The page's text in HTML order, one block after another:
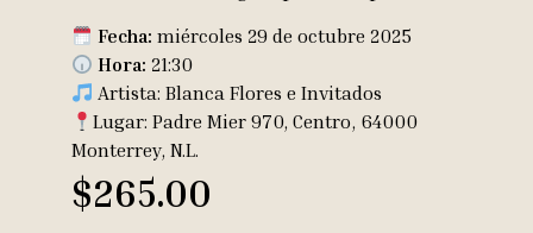
Fecha: miércoles 29 de octubre 2025
Hora: 21:30
Artista: Blanca Flores e Invitados
Lugar: Padre Mier 970, Centro, 64000
Monterrey, N.L.
$265.00